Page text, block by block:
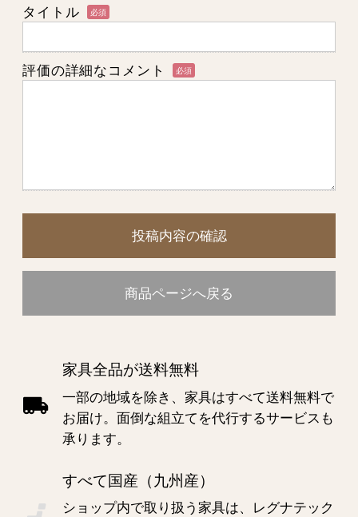
タイトル 必須
評価の詳細なコメント 必須
投稿内容の確認
商品ページへ戻る
家具全品が送料無料
一部の地域を除き、家具はすべて送料無料で
お届け。面倒な組立てを代行するサービスも
承ります。
すべて国産（九州産）
ショップ内で取り扱う家具は、レグナテック